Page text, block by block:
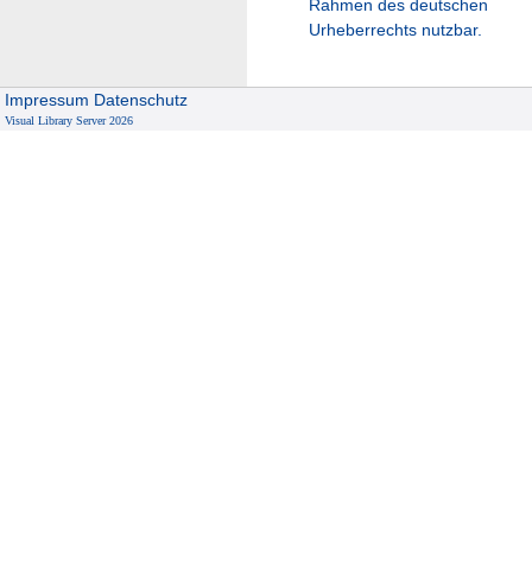
Rahmen des deutschen
Urheberrechts nutzbar.
Impressum Datenschutz
Visual Library Server 2026